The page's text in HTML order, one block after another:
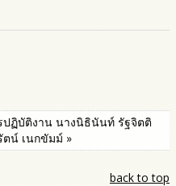
ปฏิบัติงาน นางนิธินันท์ รัฐจิตติ
น์ เนกขัมม์ »
back to top